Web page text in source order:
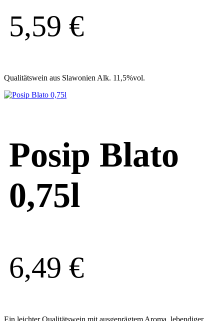
5,59 €
Qualitätswein aus Slawonien Alk. 11,5%vol.
Posip Blato
0,75l
6,49 €